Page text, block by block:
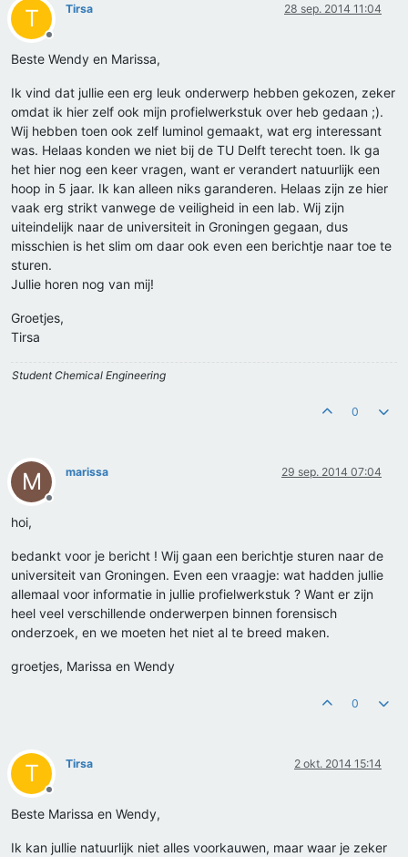
T
Offline
Tirsa 28 sep. 2014 11:04
Beste Wendy en Marissa,
Ik vind dat jullie een erg leuk onderwerp hebben gekozen, zeker
omdat ik hier zelf ook mijn profielwerkstuk over heb gedaan ;).
Wij hebben toen ook zelf luminol gemaakt, wat erg interessant
was. Helaas konden we niet bij de TU Delft terecht toen. Ik ga
het hier nog een keer vragen, want er verandert natuurlijk een
hoop in 5 jaar. Ik kan alleen niks garanderen. Helaas zijn ze hier
vaak erg strikt vanwege de veiligheid in een lab. Wij zijn
uiteindelijk naar de universiteit in Groningen gegaan, dus
misschien is het slim om daar ook even een berichtje naar toe te
sturen.
Jullie horen nog van mij!
Groetjes,
Tirsa
Student Chemical Engineering
0
M
Offline
marissa 29 sep. 2014 07:04
hoi,
bedankt voor je bericht ! Wij gaan een berichtje sturen naar de
universiteit van Groningen. Even een vraagje: wat hadden jullie
allemaal voor informatie in jullie profielwerkstuk ? Want er zijn
heel veel verschillende onderwerpen binnen forensisch
onderzoek, en we moeten het niet al te breed maken.
groetjes, Marissa en Wendy
0
T
Offline
Tirsa 2 okt. 2014 15:14
Beste Marissa en Wendy,
Ik kan jullie natuurlijk niet alles voorkauwen, maar waar je zeker